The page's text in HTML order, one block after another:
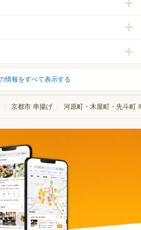
情報をすべて表示する
京都市 串揚げ 河原町・木屋町・先斗町